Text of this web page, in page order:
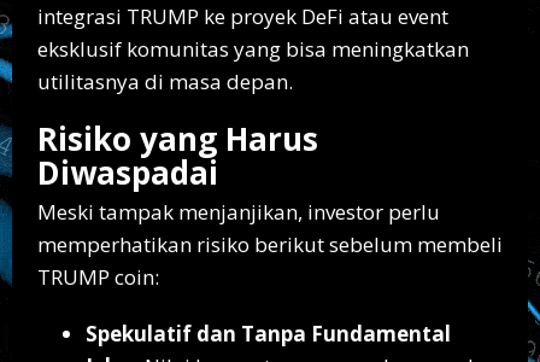
integrasi TRUMP ke proyek DeFi atau event
eksklusif komunitas yang bisa meningkatkan
utilitasnya di masa depan.
Risiko yang Harus
Diwaspadai
Meski tampak menjanjikan, investor perlu
memperhatikan risiko berikut sebelum membeli
TRUMP coin:
Spekulatif dan Tanpa Fundamental